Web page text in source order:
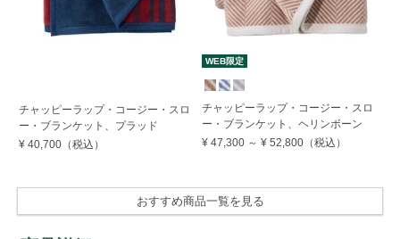
チャッピーラップ・コージー・スロ
ー・ブランケット、プラッド
¥ 40,700（税込）
WEB限定
チャッピーラップ・コージー・スロ
ー・ブランケット、ヘリンボーン
¥ 47,300 ～ ¥ 52,800 （税込）
おすすめ商品一覧を見る